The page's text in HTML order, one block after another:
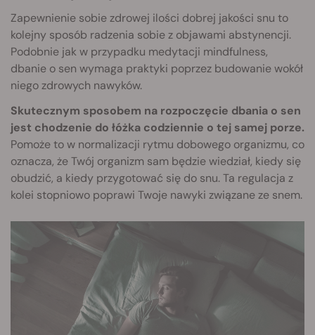
Zapewnienie sobie zdrowej ilości dobrej jakości snu to
kolejny sposób radzenia sobie z objawami abstynencji.
Podobnie jak w przypadku medytacji mindfulness,
dbanie o sen wymaga praktyki poprzez budowanie wokół
niego zdrowych nawyków.
Skutecznym sposobem na rozpoczęcie dbania o sen
jest chodzenie do łóżka codziennie o tej samej porze.
Pomoże to w normalizacji rytmu dobowego organizmu, co
oznacza, że Twój organizm sam będzie wiedział, kiedy się
obudzić, a kiedy przygotować się do snu. Ta regulacja z
kolei stopniowo poprawi Twoje nawyki związane ze snem.